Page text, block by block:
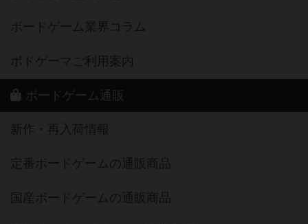
ボードゲーム業界コラム
ボドゲーマご利用案内
ボードゲーム通販
新作・再入荷情報
定番ボードゲームの通販商品
国産ボードゲームの通販商品